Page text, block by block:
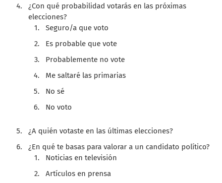
¿Con qué probabilidad votarás en las próximas
elecciones?
Seguro/a que voto
Es probable que vote
Probablemente no vote
Me saltaré las primarias
No sé
No voto
¿A quién votaste en las últimas elecciones?
¿En qué te basas para valorar a un candidato político?
Noticias en televisión
Artículos en prensa